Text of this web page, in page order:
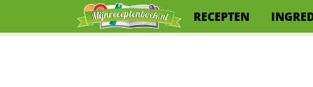
RECEPTEN